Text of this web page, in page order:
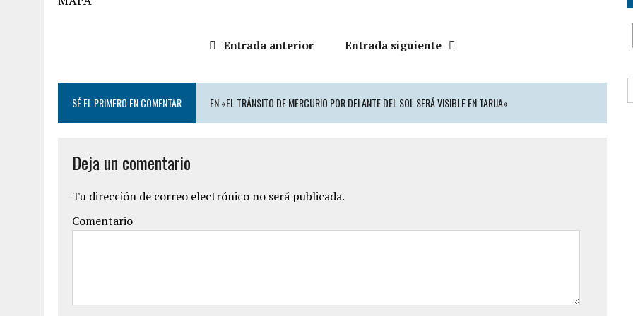
Entrada anterior Entrada siguiente
SÉ EL PRIMERO EN COMENTAR EN «EL TRÁNSITO DE MERCURIO POR DELANTE DEL SOL SERÁ VISIBLE EN TARIJA»
Deja un comentario
Tu dirección de correo electrónico no será publicada.
Comentario